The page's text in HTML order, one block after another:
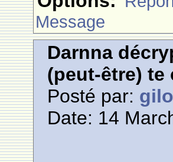
Message
Darnna
(peut-être) te
Posté par:
Date: 14